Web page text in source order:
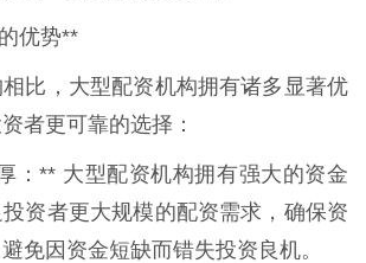
优势**
比，大型配资机构拥有诸多显著优
者更可靠的选择：
：** 大型配资机构拥有强大的资金
资者更大规模的配资需求，确保资
免因资金短缺而错失投资良机。